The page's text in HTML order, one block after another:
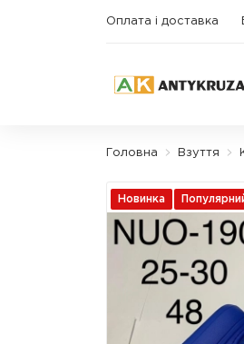
Оплата і доставка
Головна Взуття
Новинка